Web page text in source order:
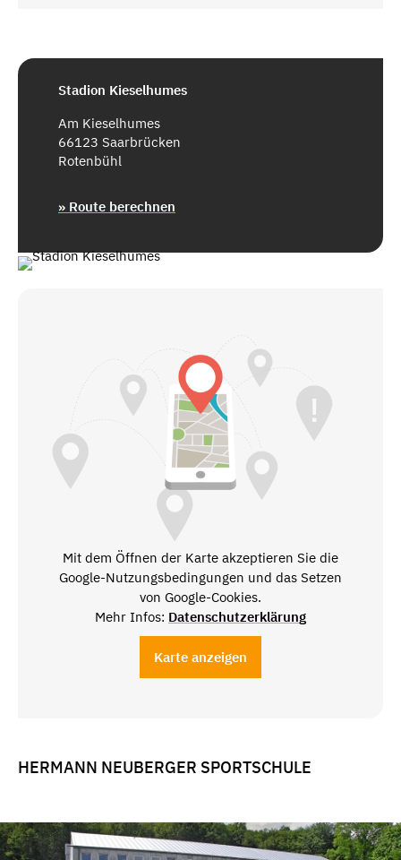
Stadion Kieselhumes
Am Kieselhumes
66123 Saarbrücken
Rotenbühl
» Route berechnen
Mit dem Öffnen der Karte akzeptieren Sie die
Google-Nutzungsbedingungen und das Setzen
von Google-Cookies.
Mehr Infos: Datenschutzerklärung
Karte anzeigen
HERMANN NEUBERGER SPORTSCHULE